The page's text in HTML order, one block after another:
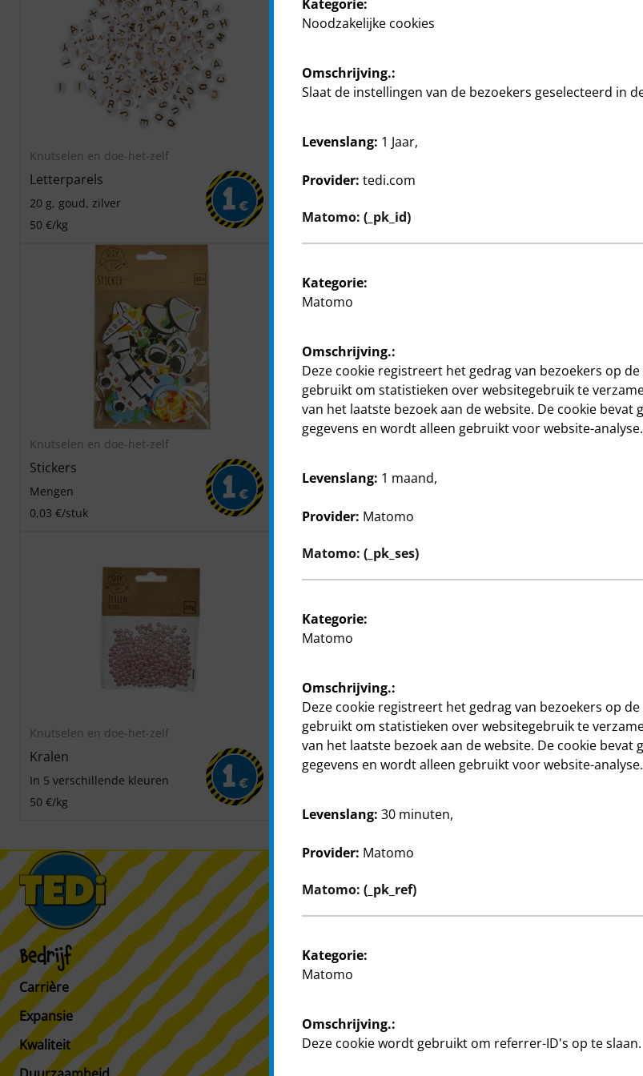
Knutselen en doe-het-zelf
Letterparels
20 g, goud, zilver
50 €/kg
1 €
Letter kralen
50 €/Kg
Knutselen en doe-het-zelf
Stickers
Mengen
0,03 €/stuk
1 €
Bloemen stickers
0,08 €/stuk
Knutselen en doe-het-zelf
Kralen
In 5 verschillende kleuren
50 €/kg
1 €
Knutselen en doe-het-zelf
1
Knutselen en
Sieradenlint
Bedrijf
Carrière
Expansie
Kwaliteit
Klanten
Filiaalzoeker
Kategorie:
Noodzakelijke cookies
Omschrijving.:
Slaat de instellingen van de bezoekers geselecteerd in
Levenslang: 1 Jaar,
Provider: tedi.com
Matomo: (_pk_id)
Kategorie:
Matomo
Omschrijving.:
Deze cookie registreert het gedrag van bezoekers op
gebruikt om statistieken over websitegebruik te
van het laatste bezoek aan de website. De cookie bevat
gegevens en wordt alleen gebruikt voor website-analyse.
Levenslang: 1 maand,
Provider: Matomo
Matomo: (_pk_ses)
Kategorie:
Matomo
Omschrijving.:
Deze cookie registreert het gedrag van bezoekers op
gebruikt om statistieken over websitegebruik te
van het laatste bezoek aan de website. De cookie bevat
gegevens en wordt alleen gebruikt voor website-analyse.
Levenslang: 30 minuten,
Provider: Matomo
Matomo: (_pk_ref)
Kategorie:
Matomo
Omschrijving.:
Deze cookie wordt gebruikt om referrer-ID's op te slaan.